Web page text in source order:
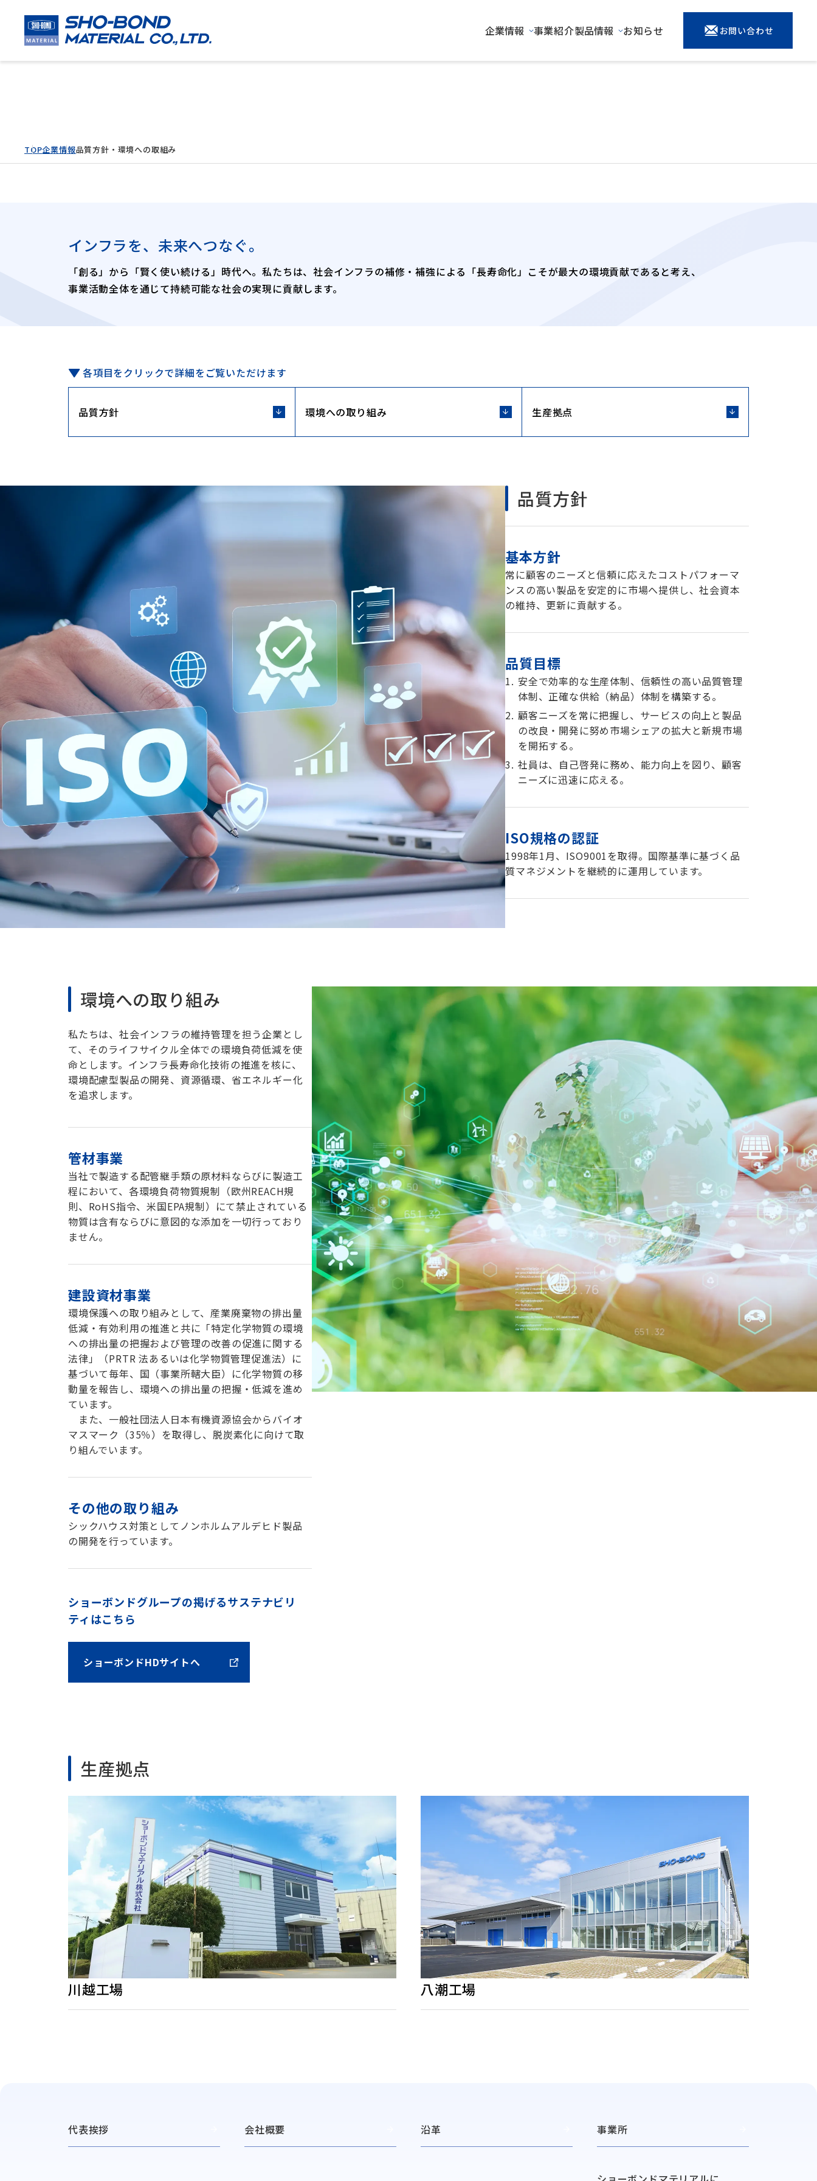
企業情報 事業紹介製品情報 お知らせ お問い合わせ
TOP企業情報品質方針・環境への取組み
インフラを、未来へつなぐ。
「創る」から「賢く使い続ける」時代へ。私たちは、社会インフラの補修・補強による「長寿命化」こそが最大の環境貢献であると考え、
事業活動全体を通じて持続可能な社会の実現に貢献します。
各項目をクリックで詳細をご覧いただけます
品質方針 環境への取り組み 生産拠点
品質方針
基本方針
常に顧客のニーズと信頼に応えたコストパフォーマ
ンスの高い製品を安定的に市場へ提供し、社会資本
の維持、更新に貢献する。
品質目標
安全で効率的な生産体制、信頼性の高い品質管理
体制、正確な供給（納品）体制を構築する。
顧客ニーズを常に把握し、サービスの向上と製品
の改良・開発に努め市場シェアの拡大と新規市場
を開拓する。
社員は、自己啓発に務め、能力向上を図り、顧客
ニーズに迅速に応える。
ISO規格の認証
1998年1月、ISO9001を取得。国際基準に基づく品
質マネジメントを継続的に運用しています。
環境への取り組み
私たちは、社会インフラの維持管理を担う企業とし
て、そのライフサイクル全体での環境負荷低減を使
命とします。インフラ長寿命化技術の推進を核に、
環境配慮型製品の開発、資源循環、省エネルギー化
を追求します。
管材事業
当社で製造する配管継手類の原材料ならびに製造工
程において、各環境負荷物質規制（欧州REACH規
則、RoHS指令、米国EPA規制）にて禁止されている
物質は含有ならびに意図的な添加を一切行っており
ません。
建設資材事業
環境保護への取り組みとして、産業廃棄物の排出量
低減・有効利用の推進と共に「特定化学物質の環境
への排出量の把握および管理の改善の促進に関する
法律」（PRTR 法あるいは化学物質管理促進法）に
基づいて毎年、国（事業所轄大臣）に化学物質の移
動量を報告し、環境への排出量の把握・低減を進め
ています。
また、一般社団法人日本有機資源協会からバイオ
マスマーク（35％）を取得し、脱炭素化に向けて取
り組んでいます。
その他の取り組み
シックハウス対策としてノンホルムアルデヒド製品
の開発を行っています。
ショーボンドグループの掲げるサステナビリ
ティはこちら
ショーボンドHDサイトへ
生産拠点
川越工場 八潮工場
代表挨拶 会社概要 沿革 事業所